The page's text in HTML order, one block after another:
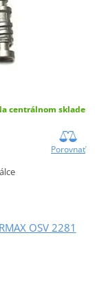
centrálnom sklade
Porovnať
OSV 2281